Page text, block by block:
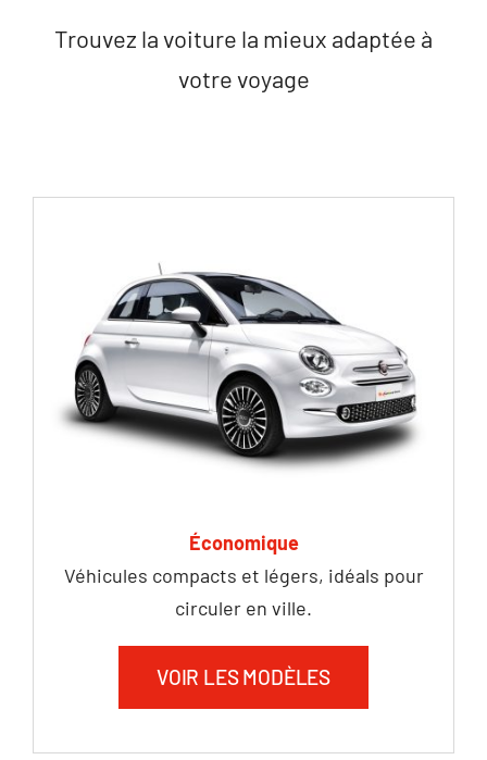
Trouvez la voiture la mieux adaptée à
votre voyage
Économique
Véhicules compacts et légers, idéals pour
circuler en ville.
VOIR LES MODÈLES